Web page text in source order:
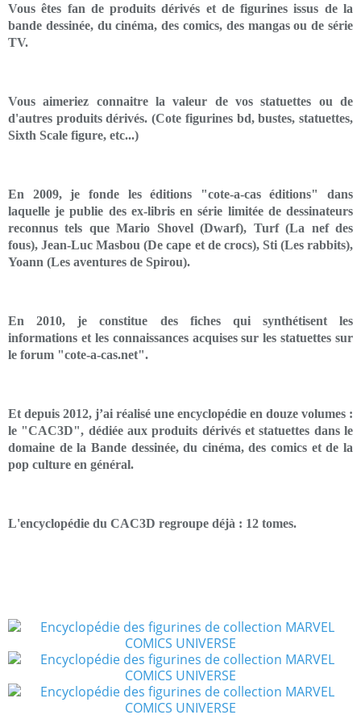
Vous êtes fan de produits dérivés et de figurines issus de la
bande dessinée, du cinéma, des comics, des mangas ou de série
TV.
Vous aimeriez connaitre la valeur de vos statuettes ou de
d'autres produits dérivés. (Cote figurines bd, bustes, statuettes,
Sixth Scale figure, etc...)
En 2009, je fonde les éditions "cote-a-cas éditions" dans
laquelle je publie des ex-libris en série limitée de dessinateurs
reconnus tels que Mario Shovel (Dwarf), Turf (La nef des
fous), Jean-Luc Masbou (De cape et de crocs), Sti (Les rabbits),
Yoann (Les aventures de Spirou).
En 2010, je constitue des fiches qui synthétisent les
informations et les connaissances acquises sur les statuettes sur
le forum "cote-a-cas.net".
Et depuis 2012, j’ai réalisé une encyclopédie en douze volumes :
le "CAC3D", dédiée aux produits dérivés et statuettes dans le
domaine de la Bande dessinée, du cinéma, des comics et de la
pop culture en général.
L'encyclopédie du CAC3D regroupe déjà : 12 tomes.